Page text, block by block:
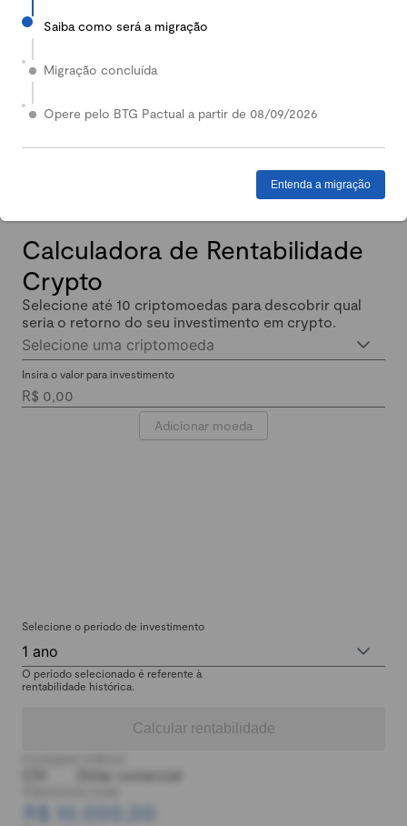
2024
Em 2024, nossa Carteira Conservadora mais que
Enquanto isso, quem investiu em Renda Fixa lucrou
Calculadora de Rentabilidade
Crypto
Selecione até 10 criptomoedas para descobrir qual
seria o retorno do seu investimento em crypto.
Selecione uma criptomoeda
Insira o valor para investimento
Adicionar moeda
Selecione o período de investimento
1 ano
O período selecionado é referente à
rentabilidade histórica.
Calcular rentabilidade
Dólar comercial
R$ 10.000,00
Saiba como será a migração
Migração concluída
Opere pelo BTG Pactual a partir de 08/09/2026
Entenda a migração